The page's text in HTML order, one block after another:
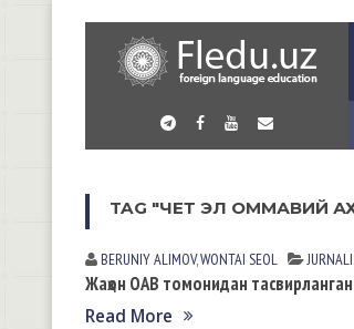
TAG "ЧЕТ ЭЛ ОММАВИЙ
BERUNIY ALIMOV,WONTAI SEOL
Жаҳон ОАВ томонидан
Read More